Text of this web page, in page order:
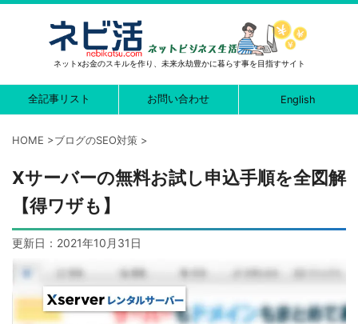
ネットxお金のスキルを作り、未来永劫豊かに暮らす事を目指すサイト
全記事リスト お問い合わせ English
HOME >ブログのSEO対策 >
Xサーバーの無料お試し申込手順を全図解
【得ワザも】
更新日： 2021年10月31日